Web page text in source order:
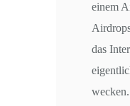
einem
das